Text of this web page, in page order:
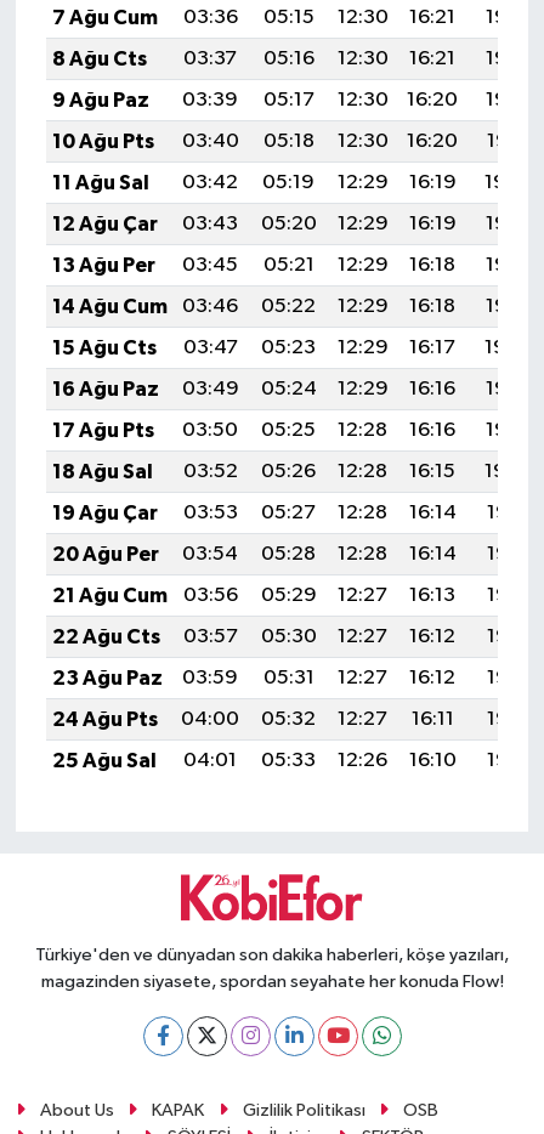
7 Ağu Cum
03:36 05:15 12:30 16:21
19:35
8 Ağu Cts
03:37 05:16 12:30 16:21
19:33
9 Ağu Paz
03:39 05:17 12:30 16:20
19:32
10 Ağu Pts
03:40 05:18 12:30 16:20
19:31
11 Ağu Sal
03:42 05:19 12:29 16:19
19:30
12 Ağu Çar
03:43 05:20 12:29 16:19
19:28
13 Ağu Per
03:45 05:21 12:29 16:18
19:27
14 Ağu Cum
03:46 05:22 12:29 16:18
19:26
15 Ağu Cts
03:47 05:23 12:29 16:17
19:24
16 Ağu Paz
03:49 05:24 12:29 16:16
19:23
17 Ağu Pts
03:50 05:25 12:28 16:16
19:22
18 Ağu Sal
03:52 05:26 12:28 16:15
19:20
19 Ağu Çar
03:53 05:27 12:28 16:14
19:19
20 Ağu Per
03:54 05:28 12:28 16:14
19:18
21 Ağu Cum
03:56 05:29 12:27 16:13
19:16
22 Ağu Cts
03:57 05:30 12:27 16:12
19:15
23 Ağu Paz
03:59 05:31 12:27 16:12
19:13
24 Ağu Pts
04:00 05:32 12:27 16:11
19:12
25 Ağu Sal
04:01 05:33 12:26 16:10 19:10
Türkiye'den ve dünyadan son dakika haberleri, köşe yazıları,
magazinden siyasete, spordan seyahate her konuda Flow!
About Us KAPAK Gizlilik Politikası
OSB